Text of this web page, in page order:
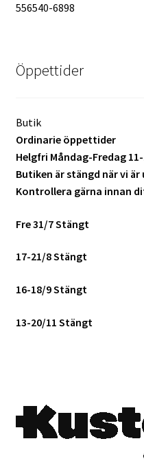
Kortläsare
Batterier för Nikon
Batterier övriga
Fyndhörnan
Studio & Ljuskontroll
556540-6898
Öppettider
Butik
Ordinarie öppettider
Helgfri Måndag-Fredag
Butiken är stängd när vi
Kontrollera gärna innan
Fre 31/7 Stängt
17-21/8 Stängt
16-18/9 Stängt
13-20/11 Stängt